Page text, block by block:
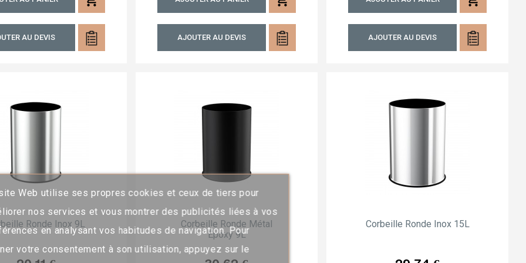
Web utilise ses propres cookies et ceux de tiers pour
nos services et vous montrer des publicités liées à vos
en analysant vos habitudes de navigation. Pour
votre consentement à son utilisation, appuyez sur le
AU DEVIS AJOUTER AU DEVIS AJOUTER AU DEVIS
Ronde Inox 9L
Corbeille Ronde Métal
Époxy 9L
Corbeille Ronde Inox 15L